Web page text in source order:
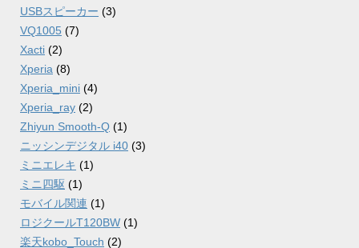
USBスピーカー (3)
VQ1005 (7)
Xacti (2)
Xperia (8)
Xperia_mini (4)
Xperia_ray (2)
Zhiyun Smooth-Q (1)
ニッシンデジタル i40 (3)
ミニエレキ (1)
ミニ四駆 (1)
モバイル関連 (1)
ロジクールT120BW (1)
楽天kobo_Touch (2)